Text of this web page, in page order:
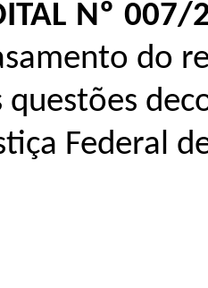
Nº
do
questões
Federal